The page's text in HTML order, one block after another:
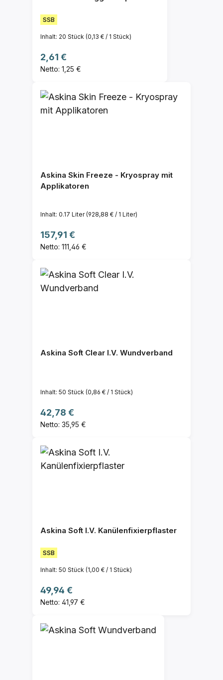
SSB
Inhalt: 20 Stück (0,13 € / 1 Stück)
Regulärer Preis:
2,61 €
Netto: 1,25 €
Askina Skin Freeze - Kryospray mit
Applikatoren
Inhalt: 0.17 Liter(928,88 € / 1 Liter)
Regulärer Preis:
157,91 €
Netto: 111,46 €
Askina Soft Clear I.V. Wundverband
Inhalt: 50 Stück (0,86 € / 1 Stück)
Regulärer Preis:
42,78 €
Netto: 35,95 €
Askina Soft I.V. Kanülenfixierpflaster
SSB
Inhalt: 50 Stück (1,00 € / 1 Stück)
Regulärer Preis:
49,94 €
Netto: 41,97 €